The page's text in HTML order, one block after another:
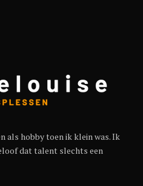
als hobby toen ik klein was. Ik
dat talent slechts een